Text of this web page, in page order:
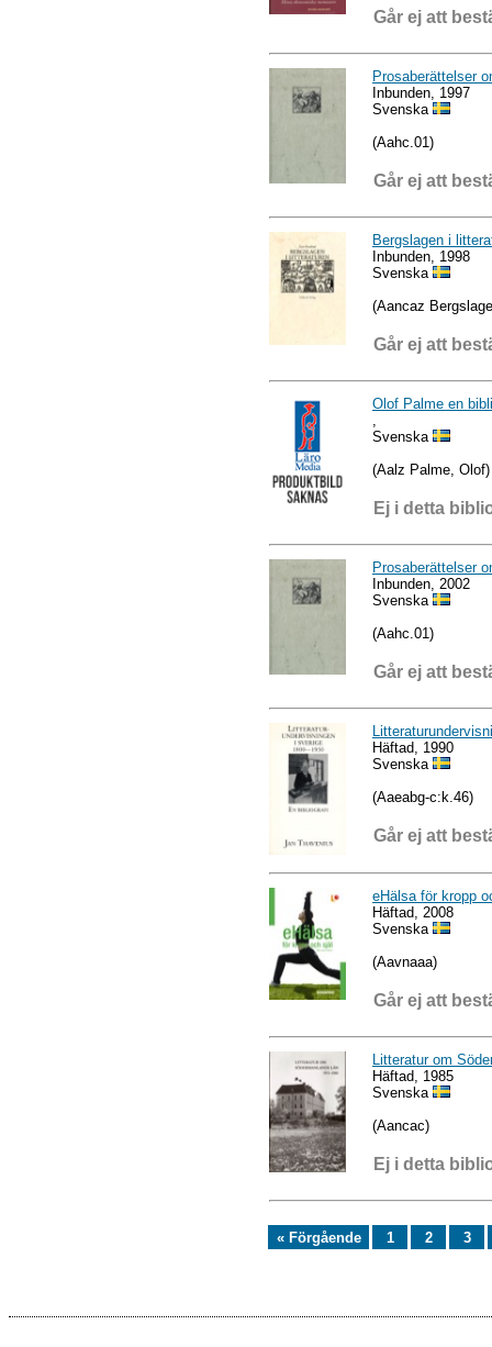
Går ej att
Prosaberättelser
Inbunden, 1997
Svenska
(Aahc.01)
Går ej att
Bergslagen i
Inbunden, 1998
Svenska
(Aancaz
Går ej att
Olof Palme en
Svenska
(Aalz Palme, Olof)
Ej i detta
Prosaberättelser
Inbunden, 2002
Svenska
(Aahc.01)
Går ej att
Häftad, 1990
Svenska
(Aaeabg-c:k.46)
Går ej att
eHälsa för kropp
Häftad, 2008
Svenska
(Aavnaaa)
Går ej att
Litteratur om
Häftad, 1985
Svenska
(Aancac)
Ej i detta
« Förgående 1 2 3